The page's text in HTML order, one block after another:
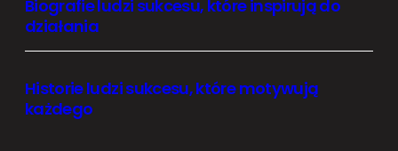
Biografie ludzi sukcesu, które inspirują do
działania
Historie ludzi sukcesu, które motywują
każdego